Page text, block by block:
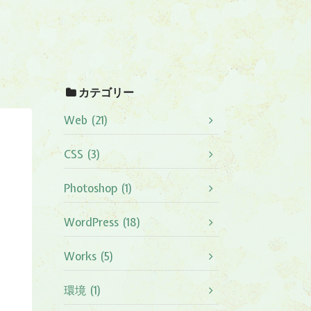
カテゴリー
Web (21)
CSS (3)
Photoshop (1)
WordPress (18)
Works (5)
環境 (1)